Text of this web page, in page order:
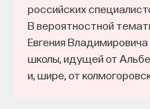
российских
В вероятностной
Евгения
школы, идущей от
и, шире, от